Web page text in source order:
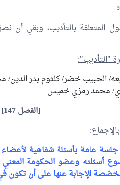
المتعلقة بالتأديب، وبقي
"التأديب":
/الحبيب خضر/كلثوم بدر الدين/
/محمد رمزي خميس
[الفصل 147]
عامة بأسئلة شفاهية لأعضاء
أسئلته وعضو الحكومة المعني
للإجابة عنها على أن تكون